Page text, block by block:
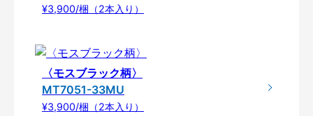
¥3,900/梱（2本入り）
〈モスブラック柄〉
MT7051-33MU
¥3,900/梱（2本入り）